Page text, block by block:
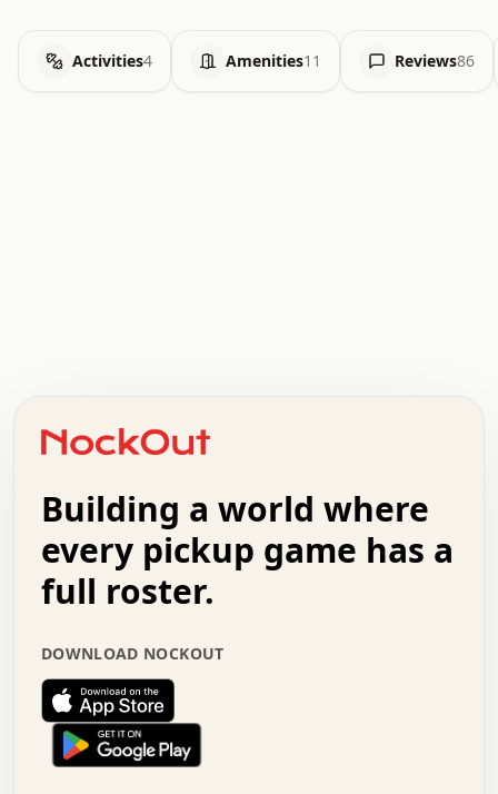
Activities4 Amenities11 Reviews86
+   .   .   .   .   .   .   .   .   .   +   .   .
.   .   .   .   .   .   .   .   .   .   .   :   .
.   .   .   .   +   .   .   .   .   .   .   .   +
.   :   .   .   .   .   .   .   .   .   o   .   .
.   .   x   .   .   .   .   .   .   :   .   .   o
.   .   .   .   :   .   .   .   .   o   .   .   .
.   .   .   .   .   .   .   :   .   .   .   .   .
.   .   .   .   .   .   .   +   .   .   x   .   .
.   .   .   .   .   :   +   .   .   .   .   .   o
.   .   .   .   .   .   .   .   .   .   .   .   .
.   .   :   o   .   .   .   .   .   .   .   +   .
.   o   .   .   .   .   x   .   .   .   .   .   .
Building a world where
every pickup game has a
full roster.
DOWNLOAD NOCKOUT